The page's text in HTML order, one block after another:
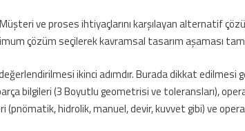
Müşteri ve proses ihtiyaçlarını karşılayan alternatif
çözüm seçilerek kavramsal tasarım aşaması
ikinci adımdır. Burada dikkat edilmesi
bilgileri (3 Boyutlu geometrisi ve toleransları),
(pnömatik, hidrolik, manuel, devir, kuvvet gibi) ve